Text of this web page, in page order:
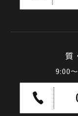
質
9:00